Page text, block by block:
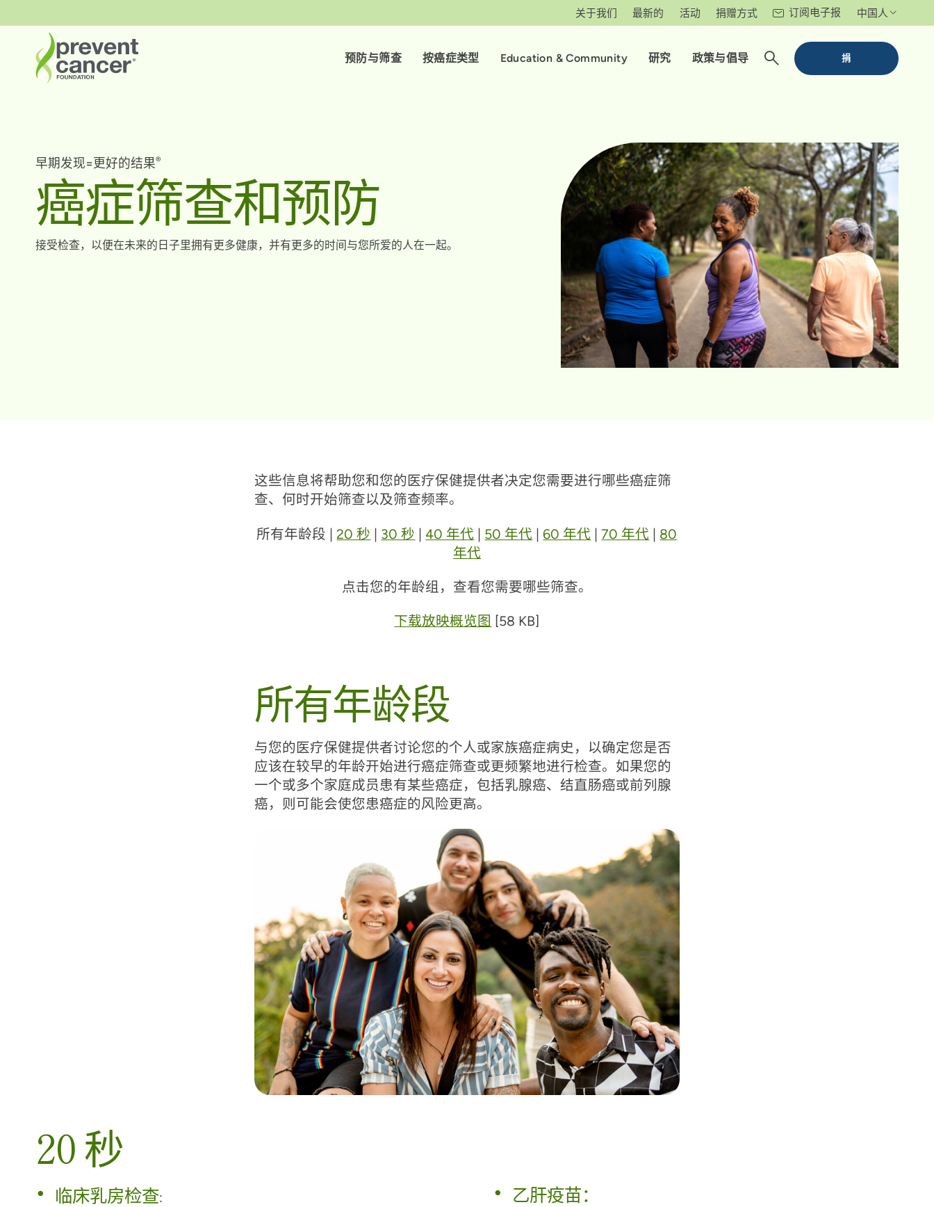
捐
预防与筛查 按癌症类型 Education & Community 研究 政策与倡导
关于我们 最新的 活动 捐赠方式 订阅电子报 中国人
早期发现=更好的结果®
癌症筛查和预防
接受检查，以便在未来的日子里拥有更多健康，并有更多的时间与您所爱的人在一起。
这些信息将帮助您和您的医疗保健提供者决定您需要进行哪些癌症筛
查、何时开始筛查以及筛查频率。
所有年龄段 |20 秒 | 30 秒 |40 年代 | 50 年代 |60 年代 |70 年代 | 80
年代
点击您的年龄组，查看您需要哪些筛查。
下载放映概览图 [58 KB]
所有年龄段
与您的医疗保健提供者讨论您的个人或家族癌症病史，以确定您是否
应该在较早的年龄开始进行癌症筛查或更频繁地进行检查。如果您的
一个或多个家庭成员患有某些癌症，包括乳腺癌、结直肠癌或前列腺
癌，则可能会使您患癌症的风险更高。
20 秒
临床乳房检查:
乙肝疫苗：